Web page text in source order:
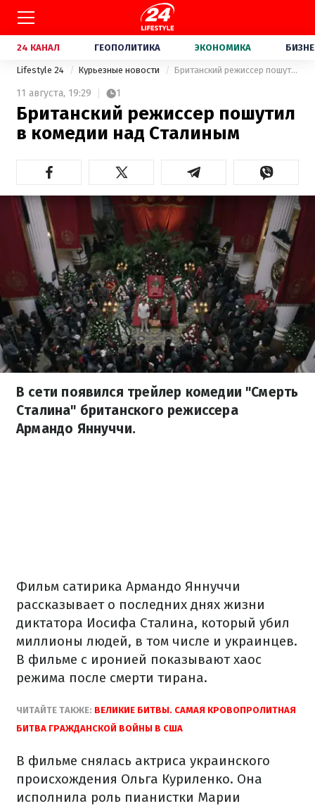
24 КАНАЛ ГЕОПОЛИТИКА ЭКОНОМИКА
Lifestyle 24 Курьезные новости Британский режиссер пошутил в комедии над Сталиным
11 августа, 19:29 1
Британский режиссер пошутил
в комедии над Сталиным
В сети появился трейлер комедии "Смерть
Сталина" британского режиссера
Армандо Яннуччи.
Фильм сатирика Армандо Яннуччи
рассказывает о последних днях жизни
диктатора Иосифа Сталина, который убил
миллионы людей, в том числе и украинцев.
В фильме с иронией показывают хаос
режима после смерти тирана.
ЧИТАЙТЕ ТАКЖЕ: ВЕЛИКИЕ БИТВЫ. САМАЯ КРОВОПРОЛИТНАЯ
БИТВА ГРАЖДАНСКОЙ ВОЙНЫ В США
В фильме снялась актриса украинского
происхождения Ольга Куриленко. Она
исполнила роль пианистки Марии